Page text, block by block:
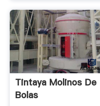
Tintaya Molinos De
Bolas